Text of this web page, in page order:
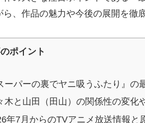
ら、作品の魅力や今後の展開を徹
ポイント
ーパーの裏でヤニ吸うふたり』
木と山田（田山）の関係性の変化
年7月からのTVアニメ放送情報と